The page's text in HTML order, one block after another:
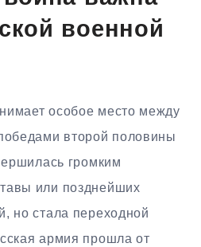
военной
особое место между
второй половины
громким
или позднейших
но стала переходной
армия прошла от